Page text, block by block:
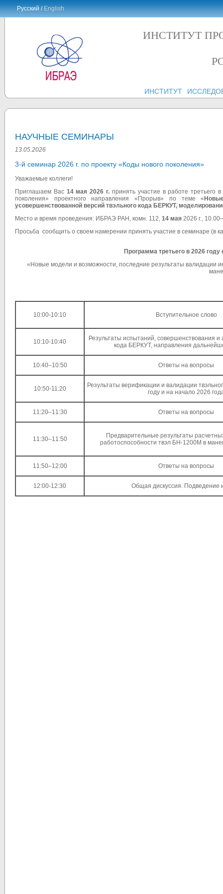
Русский /English
ИНСТИТУТ
ИНСТИТУТ
НАУЧНЫЕ СЕМИНАРЫ
13.05.2026
3-й семинар 2026 г. по проекту «Коды нового поколения»
Уважаемые коллеги!
Приглашаем Вас 14 мая 2026 г. принять участие в работе третьего
поколения» проектного направления «Прорыв» по теме «
усовершенствованной версий твэльного кода БЕРКУТ,
Место и время проведения: ИБРАЭ РАН, комн. 112, 14 мая 2026 г.,
Просьба сообщить о своем намерении принять участие в семинаре (в
Программа третьего в 2026
«Новые модели и возможности, последние результаты валидации
10:00-10:10 Вступительное слово
10:10-10:40
Результаты испытаний, совершенствования и
кода БЕРКУТ, направления
10:40–10:50 Ответы на вопросы
10:50-11:20
Результаты верификации и валидации
году и на начало 2026
11:20–11:30 Ответы на вопросы
11:30–11:50
Предварительные результаты
работоспособности твэл БН-1200М в
11:50–12:00 Ответы на вопросы
12:00-12:30 Общая дискуссия. Подведение